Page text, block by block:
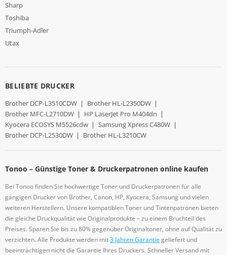
Sharp
Toshiba
Triumph-Adler
Utax
BELIEBTE DRUCKER
Brother DCP-L3510CDW | Brother HL-L2350DW |
Brother MFC-L2710DW | HP LaserJet Pro M404dn |
Kyocera ECOSYS M5526cdw | Samsung Xpress C480W |
Brother DCP-L2530DW | Brother HL-L3210CW
Tonoo – Günstige Toner & Druckerpatronen online kaufen
Bei Tonoo finden Sie hochwertige Toner und Druckerpatronen für alle
gängigen Drucker von Brother, Canon, HP, Kyocera, Samsung und vielen
weiteren Herstellern. Unsere kompatiblen Toner und Tintenpatronen bieten
die gleiche Druckqualität wie Originalprodukte – zu einem Bruchteil des
Preises. Sparen Sie bis zu 80% gegenüber Originaltoner, ohne auf Qualität zu
verzichten. Alle Produkte werden mit3 Jahren Garantiegeliefert und
beeinträchtigen nicht die Garantie Ihres Druckers. Schneller Versand mit